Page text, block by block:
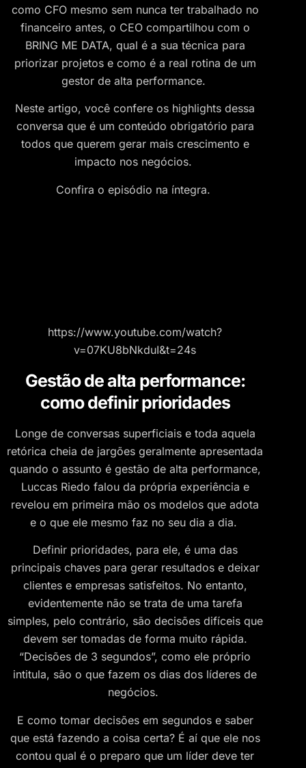
como CFO mesmo sem nunca ter trabalhado no
financeiro antes, o CEO compartilhou com o
BRING ME DATA, qual é a sua técnica para
priorizar projetos e como é a real rotina de um
gestor de alta performance.
Neste artigo, você confere os highlights dessa
conversa que é um conteúdo obrigatório para
todos que querem gerar mais crescimento e
impacto nos negócios.
Confira o episódio na íntegra.
https://www.youtube.com/watch?
v=07KU8bNkduI&t=24s
Gestão de alta performance:
como definir prioridades
Longe de conversas superficiais e toda aquela
retórica cheia de jargões geralmente apresentada
quando o assunto é gestão de alta performance,
Luccas Riedo falou da própria experiência e
revelou em primeira mão os modelos que adota
e o que ele mesmo faz no seu dia a dia.
Definir prioridades, para ele, é uma das
principais chaves para gerar resultados e deixar
clientes e empresas satisfeitos. No entanto,
evidentemente não se trata de uma tarefa
simples, pelo contrário, são decisões difíceis que
devem ser tomadas de forma muito rápida.
“Decisões de 3 segundos”, como ele próprio
intitula, são o que fazem os dias dos líderes de
negócios.
E como tomar decisões em segundos e saber
que está fazendo a coisa certa? É aí que ele nos
contou qual é o preparo que um líder deve ter